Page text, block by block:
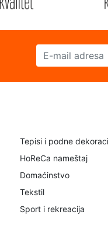
E-mail adresa
Tepisi i podne
HoReCa nameštaj
Domaćinstvo
Tekstil
Sport i rekreacija